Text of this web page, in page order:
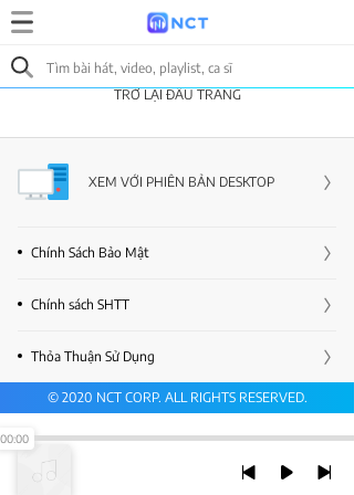
TRỞ LẠI ĐẦU TRANG
XEM VỚI PHIÊN BẢN DESKTOP
Chính Sách Bảo Mật
Chính sách SHTT
Thỏa Thuận Sử Dụng
© 2020 NCT CORP. ALL RIGHTS RESERVED.
00:00